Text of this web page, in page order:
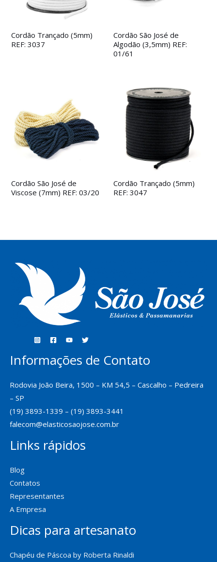
Cordão Trançado (5mm)
REF: 3037
Cordão São José de
Algodão (3,5mm) REF:
01/61
Cordão São José de
Viscose (7mm) REF: 03/20
Cordão Trançado (5mm)
REF: 3047
Informações de Contato
Rodovia João Beira, 1500 – KM 54,5 – Cascalho – Pedreira
– SP
(19) 3893-1339 – (19) 3893-3441
falecom@elasticosaojose.com.br
Links rápidos
Blog
Contatos
Representantes
A Empresa
Dicas para artesanato
Chapéu de Páscoa by Roberta Rinaldi